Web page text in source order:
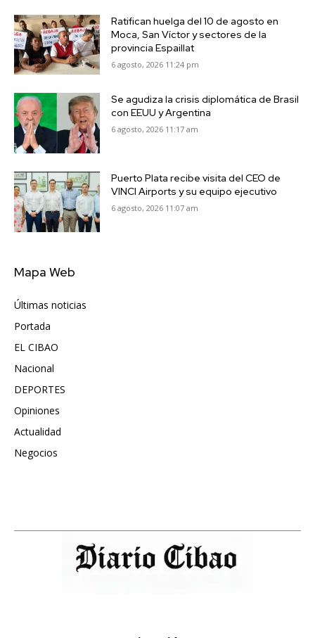
Ratifican huelga del 10 de agosto en
Moca, San Víctor y sectores de la
provincia Espaillat
6 agosto, 2026 11:24 pm
Se agudiza la crisis diplomática de Brasil
con EEUU y Argentina
6 agosto, 2026 11:17 am
Puerto Plata recibe visita del CEO de
VINCI Airports y su equipo ejecutivo
6 agosto, 2026 11:07 am
Mapa Web
Últimas noticias
Portada
EL CIBAO
Nacional
DEPORTES
Opiniones
Actualidad
Negocios